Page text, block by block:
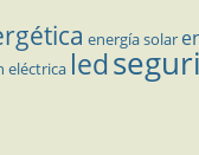
energía solar
eléctrica led